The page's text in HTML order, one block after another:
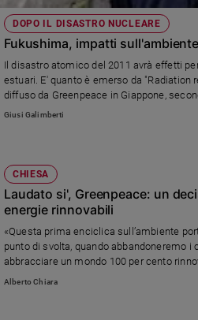
e
inclusione
Costume
Cultura
e
Cinema,
Tv
e
streaming
Libri
Musica
Arte
DOPO IL DISASTRO NUCLEARE
Fukushima, impatti
Il disastro atomico del 2011 avrà effetti
estuari. E' quanto è emerso da "Radiation
diffuso da Greenpeace in Giappone,
lunga vita sono stati assorbiti da piante e
Giusi Galimberti
CHIESA
Laudato si', Greenpeace: un
energie rinnovabili
«Questa prima enciclica sull’ambiente
punto di svolta, quando abbandoneremo
abbracciare un mondo 100 per cento
questo secolo».
Alberto Chiara